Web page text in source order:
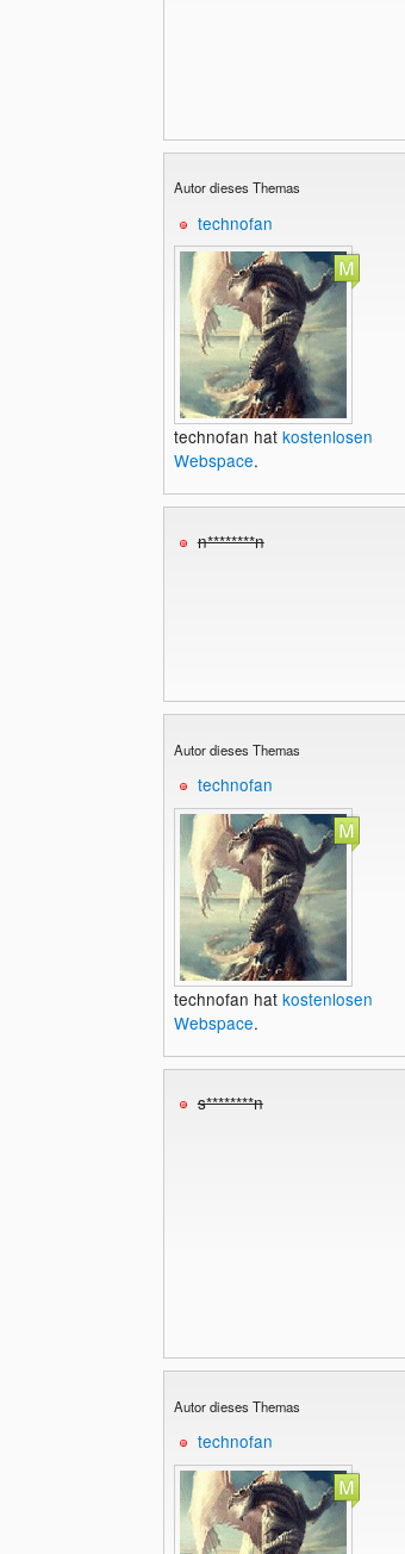
Autor dieses Themas
technofan
technofan hat kostenlosen
Webspace.
n********n
Autor dieses Themas
technofan
technofan hat kostenlosen
Webspace.
s********n
Autor dieses Themas
technofan